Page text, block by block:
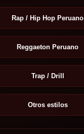
Rap / Hip Hop Peruano
Reggaeton Peruano
Trap / Drill
Otros estilos